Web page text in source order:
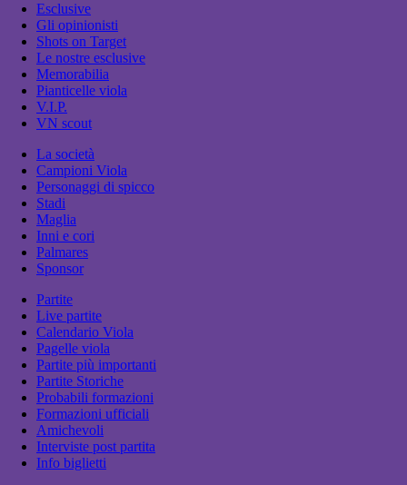
Esclusive
Gli opinionisti
Shots on Target
Le nostre esclusive
Memorabilia
Pianticelle viola
V.I.P.
VN scout
La società
Campioni Viola
Personaggi di spicco
Stadi
Maglia
Inni e cori
Palmares
Sponsor
Partite
Live partite
Calendario Viola
Pagelle viola
Partite più importanti
Partite Storiche
Probabili formazioni
Formazioni ufficiali
Amichevoli
Interviste post partita
Info biglietti